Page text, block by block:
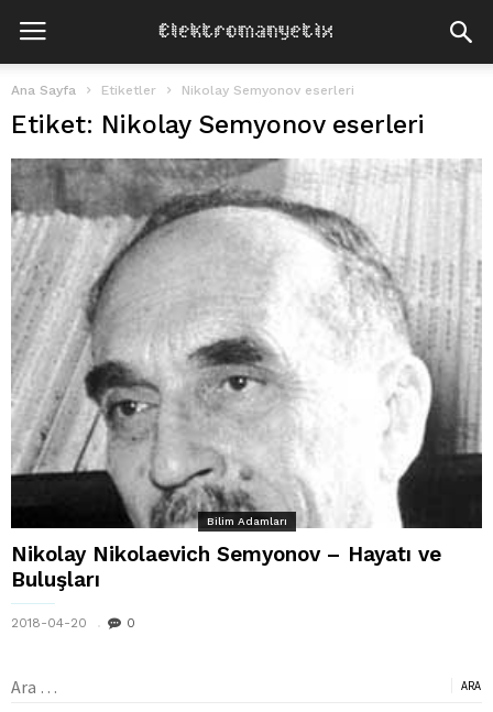
Ana Sayfa Etiketler Nikolay Semyonov eserleri
Etiket: Nikolay Semyonov eserleri
Bilim Adamları
Nikolay Nikolaevich Semyonov – Hayatı ve
Buluşları
2018-04-20 0
Arama: